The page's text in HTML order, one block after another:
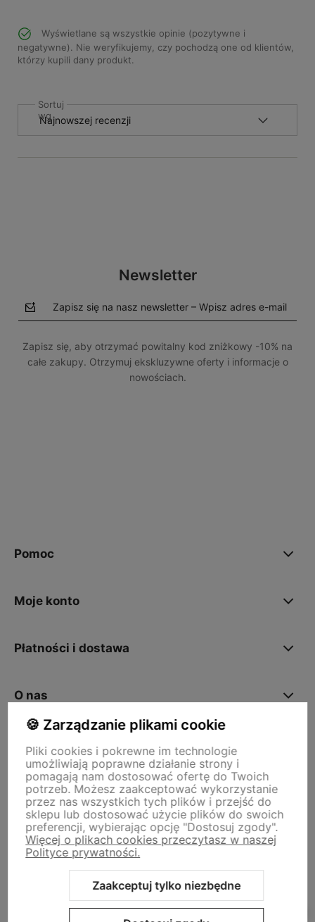
Wyświetlane są wszystkie opinie (pozytywne i
negatywne). Nie weryfikujemy, czy pochodzą one od klientów,
którzy kupili dany produkt.
Sortuj
wg
Newsletter
Zapisz się, aby otrzymać powitalny kod zniżkowy -10% na
całe zakupy. Otrzymuj ekskluzywne oferty i informacje o
nowościach.
Zapisz się na nasz newsletter – Wpisz adres e-mail
Pomoc
Moje konto
Płatności i dostawa
O nas
Storm - sklep plastyczny
Adres sklepu internetowego:ul. Kazimierza Wielkiego 29a, 50-077
WrocławSiedziba firmy:ul. Jana Uphagena 19, 80-237 Gdańsk NIP:
5840152571
zamowienia@stormplastyczny.pl| Tel.:781350938
Sklep internetowy Shoper Premium
Szablon Shoper Modern 3.0™
🍪 Zarządzanie plikami cookie
Pliki cookies i pokrewne im technologie
umożliwiają poprawne działanie strony i
pomagają nam dostosować ofertę do Twoich
potrzeb. Możesz zaakceptować wykorzystanie
przez nas wszystkich tych plików i przejść do
sklepu lub dostosować użycie plików do swoich
preferencji, wybierając opcję "Dostosuj zgody".
Więcej o plikach cookies przeczytasz w naszej
Polityce prywatności.
Zaakceptuj tylko niezbędne